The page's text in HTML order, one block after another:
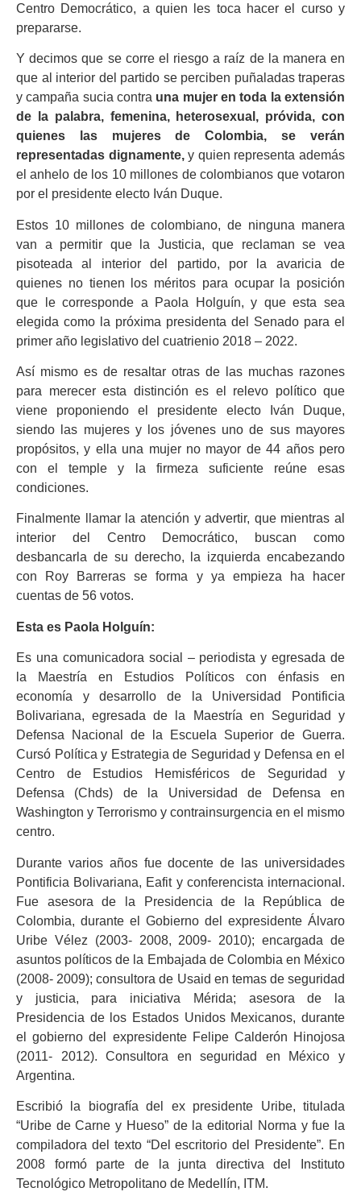
Centro Democrático, a quien les toca hacer el curso y
prepararse.
Y decimos que se corre el riesgo a raíz de la manera en
que al interior del partido se perciben puñaladas traperas
y campaña sucia contra una mujer en toda la extensión
de la palabra, femenina, heterosexual, próvida, con
quienes las mujeres de Colombia, se verán
representadas dignamente,y quien representa además
el anhelo de los 10 millones de colombianos que votaron
por el presidente electo Iván Duque.
Estos 10 millones de colombiano, de ninguna manera
van a permitir que la Justicia, que reclaman se vea
pisoteada al interior del partido, por la avaricia de
quienes no tienen los méritos para ocupar la posición
que le corresponde a Paola Holguín, y que esta sea
elegida como la próxima presidenta del Senado para el
primer año legislativo del cuatrienio 2018 – 2022.
Así mismo es de resaltar otras de las muchas razones
para merecer esta distinción es el relevo político que
viene proponiendo el presidente electo Iván Duque,
siendo las mujeres y los jóvenes uno de sus mayores
propósitos, y ella una mujer no mayor de 44 años pero
con el temple y la firmeza suficiente reúne esas
condiciones.
Finalmente llamar la atención y advertir, que mientras al
interior del Centro Democrático, buscan como
desbancarla de su derecho, la izquierda encabezando
con Roy Barreras se forma y ya empieza ha hacer
cuentas de 56 votos.
Esta es Paola Holguín:
Es una comunicadora social – periodista y egresada de
la Maestría en Estudios Políticos con énfasis en
economía y desarrollo de la Universidad Pontificia
Bolivariana, egresada de la Maestría en Seguridad y
Defensa Nacional de la Escuela Superior de Guerra.
Cursó Política y Estrategia de Seguridad y Defensa en el
Centro de Estudios Hemisféricos de Seguridad y
Defensa (Chds) de la Universidad de Defensa en
Washington y Terrorismo y contrainsurgencia en el mismo
centro.
Durante varios años fue docente de las universidades
Pontificia Bolivariana, Eafit y conferencista internacional.
Fue asesora de la Presidencia de la República de
Colombia, durante el Gobierno del expresidente Álvaro
Uribe Vélez (2003- 2008, 2009- 2010); encargada de
asuntos políticos de la Embajada de Colombia en México
(2008- 2009); consultora de Usaid en temas de seguridad
y justicia, para iniciativa Mérida; asesora de la
Presidencia de los Estados Unidos Mexicanos, durante
el gobierno del expresidente Felipe Calderón Hinojosa
(2011- 2012). Consultora en seguridad en México y
Argentina.
Escribió la biografía del ex presidente Uribe, titulada
“Uribe de Carne y Hueso” de la editorial Norma y fue la
compiladora del texto “Del escritorio del Presidente”. En
2008 formó parte de la junta directiva del Instituto
Tecnológico Metropolitano de Medellín, ITM.